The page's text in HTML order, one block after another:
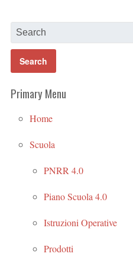
Primary Menu
Home
Scuola
PNRR 4.0
Piano Scuola 4.0
Istruzioni Operative
Prodotti